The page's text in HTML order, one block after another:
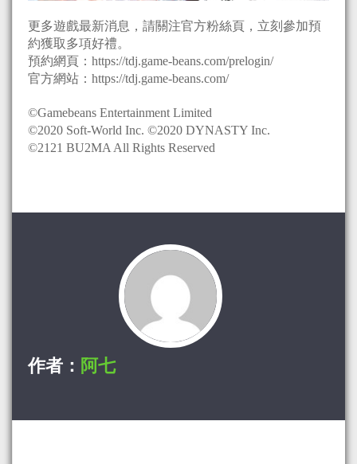
更多遊戲最新消息，請關注官方粉絲頁，立刻參加預
約獲取多項好禮。
預約網頁：https://tdj.game-beans.com/prelogin/
官方網站：https://tdj.game-beans.com/
©Gamebeans Entertainment Limited
©2020 Soft-World Inc. ©2020 DYNASTY Inc.
©2121 BU2MA All Rights Reserved
作者： 阿七